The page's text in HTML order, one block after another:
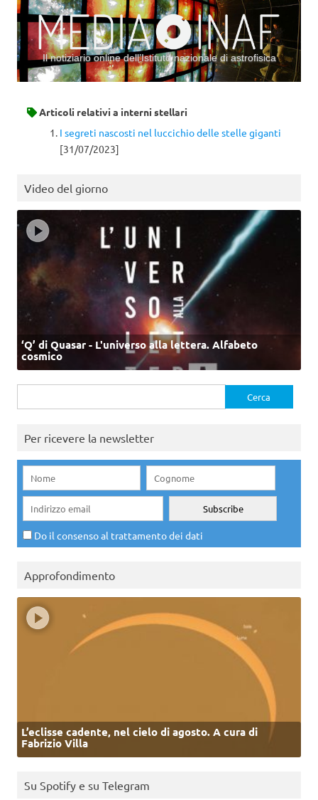
Il notiziario online dell’Istituto nazionale di astrofisica
Articoli relativi a interni stellari
I segreti nascosti nel luccichio delle stelle giganti
[31/07/2023]
Video del giorno
‘Q’ di Quasar - L'universo alla lettera. Alfabeto
cosmico
per:
Per ricevere la newsletter
Do il consenso al trattamento dei dati
Approfondimento
L’eclisse cadente, nel cielo di agosto. A cura di
Fabrizio Villa
Su Spotify e su Telegram